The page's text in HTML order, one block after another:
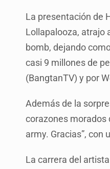
La presentación de
Lollapalooza, atrajo
bomb, dejando
casi 9 millones de
(BangtanTV) y por
Además de la
corazones morados
army. Gracias”, con
La carrera del